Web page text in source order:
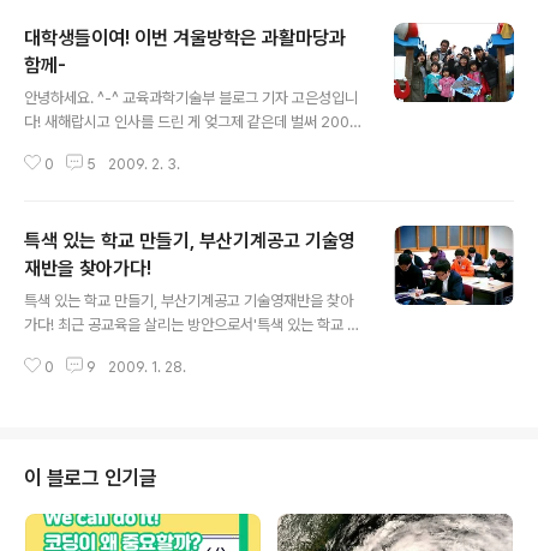
대학생들이여! 이번 겨울방학은 과활마당과
함께-
안녕하세요. ^-^ 교육과학기술부 블로그 기자 고은성입니
다! 새해랍시고 인사를 드린 게 엊그제 같은데 벌써 2009
은 2009년 1월을 누구보다 뜨겁게 보낸 우리 대학생들을
학창의재단은 이번 겨울방학을 맞아 대학생들이 전국의 학
교·사회복지 시설 등을 찾아가 아이들에게 과학 체험 기회
를 제공하는 ‘과활마당’에 참여할 대학생 72명을 모집했는
데요. 선정된 학생들은 6명씩 한 조가 되어 12개 지역에서
1월 14일부터 22일까지 2회에 걸쳐 3박 4일 동안 실시하
는 과학기술 공감활동에 참가하였습니다. 이들은 주로 농
0 5 2009. 2. 3.
특색 있는 학교 만들기, 부산기계공고 기술영
재반을 찾아가다!
특색 있는 학교 만들기, 부산기계공고 기술영재반을 찾아
가다! 최근 공교육을 살리는 방안으로서'특색 있는 학교 만
은 학교가 다양성을 확보하고 교육력을 개선할 수 있도록
고 있는데요, 그중 학생들을 영재로 키워내겠다고 슬로건
을 내건 학교가 있었습니다. 바로 ‘부산기계공업고등학
교’입니다.‘아니 전문계 고교에서 영재라뇨?’ 라고 질문하
실 분들을 위해 직접 학교로 찾아가 확인해 보았습니다. 들
0 9 2009. 1. 28.
이 블로그 인기글